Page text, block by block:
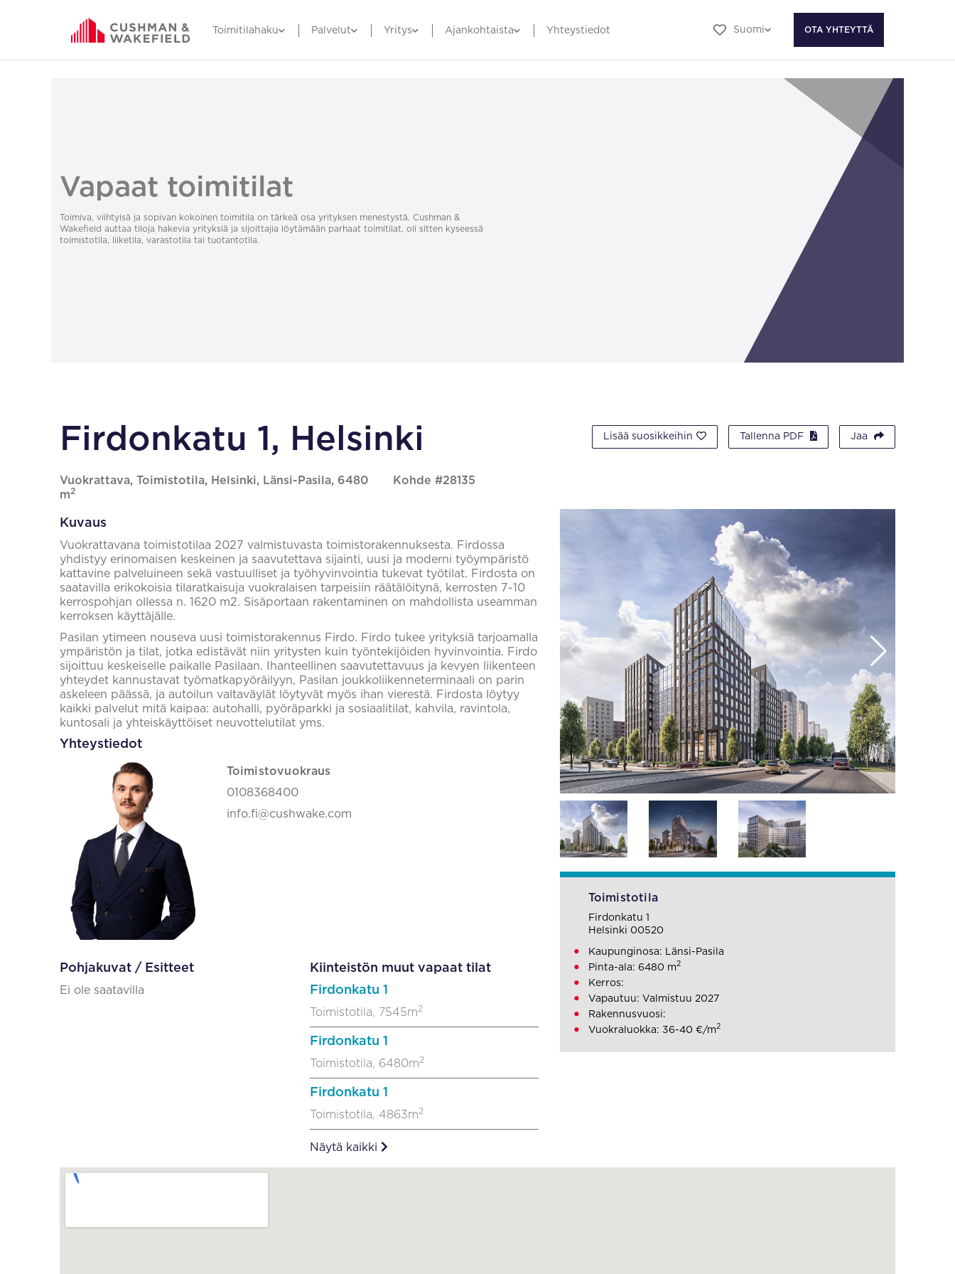
Toimitilahaku Palvelut Yritys Ajankohtaista Yhteystiedot Suomi OTA YHTEYTTÄ
Vapaat toimitilat
Toimiva, viihtyisä ja sopivan kokoinen toimitila on tärkeä osa yrityksen menestystä. Cushman &
Wakefield auttaa tiloja hakevia yrityksiä ja sijoittajia löytämään parhaat toimitilat, oli sitten kyseessä
toimistotila, liiketila, varastotila tai tuotantotila.
Firdonkatu 1, Helsinki
Vuokrattava, Toimistotila, Helsinki, Länsi-Pasila, 6480
m2
Kohde #28135
Lisää suosikkeihin Tallenna PDF Jaa
Kuvaus
Vuokrattavana toimistotilaa 2027 valmistuvasta toimistorakennuksesta. Firdossa
yhdistyy erinomaisen keskeinen ja saavutettava sijainti, uusi ja moderni työympäristö
kattavine palveluineen sekä vastuulliset ja työhyvinvointia tukevat työtilat. Firdosta on
saatavilla erikokoisia tilaratkaisuja vuokralaisen tarpeisiin räätälöitynä, kerrosten 7-10
kerrospohjan ollessa n. 1620 m2. Sisäportaan rakentaminen on mahdollista useamman
kerroksen käyttäjälle.
Pasilan ytimeen nouseva uusi toimistorakennus Firdo. Firdo tukee yrityksiä tarjoamalla
ympäristön ja tilat, jotka edistävät niin yritysten kuin työntekijöiden hyvinvointia. Firdo
sijoittuu keskeiselle paikalle Pasilaan. Ihanteellinen saavutettavuus ja kevyen liikenteen
yhteydet kannustavat työmatkapyöräilyyn, Pasilan joukkoliikenneterminaali on parin
askeleen päässä, ja autoilun valtaväylät löytyvät myös ihan vierestä. Firdosta löytyy
kaikki palvelut mitä kaipaa: autohalli, pyöräparkki ja sosiaalitilat, kahvila, ravintola,
kuntosali ja yhteiskäyttöiset neuvottelutilat yms.
Yhteystiedot
Toimistovuokraus
0108368400
info.fi@cushwake.com
Pohjakuvat / Esitteet
Ei ole saatavilla
Kiinteistön muut vapaat tilat
Firdonkatu 1
Toimistotila, 7545m2
Firdonkatu 1
Toimistotila, 6480m2
Firdonkatu 1
Toimistotila, 4863m2
Näytä kaikki
Toimistotila
Firdonkatu 1
Helsinki 00520
Kaupunginosa: Länsi-Pasila
Pinta-ala: 6480 m2
Kerros:
Vapautuu: Valmistuu 2027
Rakennusvuosi:
Vuokraluokka: 36-40 €/m2